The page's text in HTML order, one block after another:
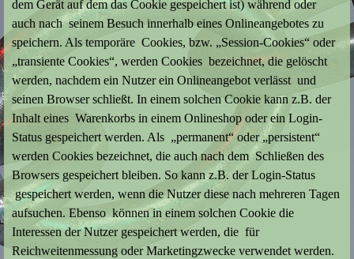
dem Gerät auf dem das Cookie gespeichert ist) während oder
auch nach seinem Besuch innerhalb eines Onlineangebotes zu
speichern. Als temporäre Cookies, bzw. „Session-Cookies“ oder
„transiente Cookies“, werden Cookies bezeichnet, die gelöscht
werden, nachdem ein Nutzer ein Onlineangebot verlässt und
seinen Browser schließt. In einem solchen Cookie kann z.B. der
Inhalt eines Warenkorbs in einem Onlineshop oder ein Login-
Status gespeichert werden. Als „permanent“ oder „persistent“
werden Cookies bezeichnet, die auch nach dem Schließen des
Browsers gespeichert bleiben. So kann z.B. der Login-Status
gespeichert werden, wenn die Nutzer diese nach mehreren Tagen
aufsuchen. Ebenso können in einem solchen Cookie die
Interessen der Nutzer gespeichert werden, die für
Reichweitenmessung oder Marketingzwecke verwendet werden.